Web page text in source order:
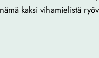
kaksi vihamielistä